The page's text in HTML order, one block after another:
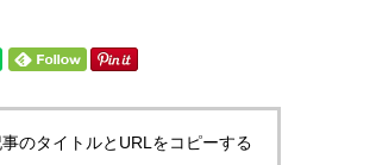
事のタイトルとURLをコピーする